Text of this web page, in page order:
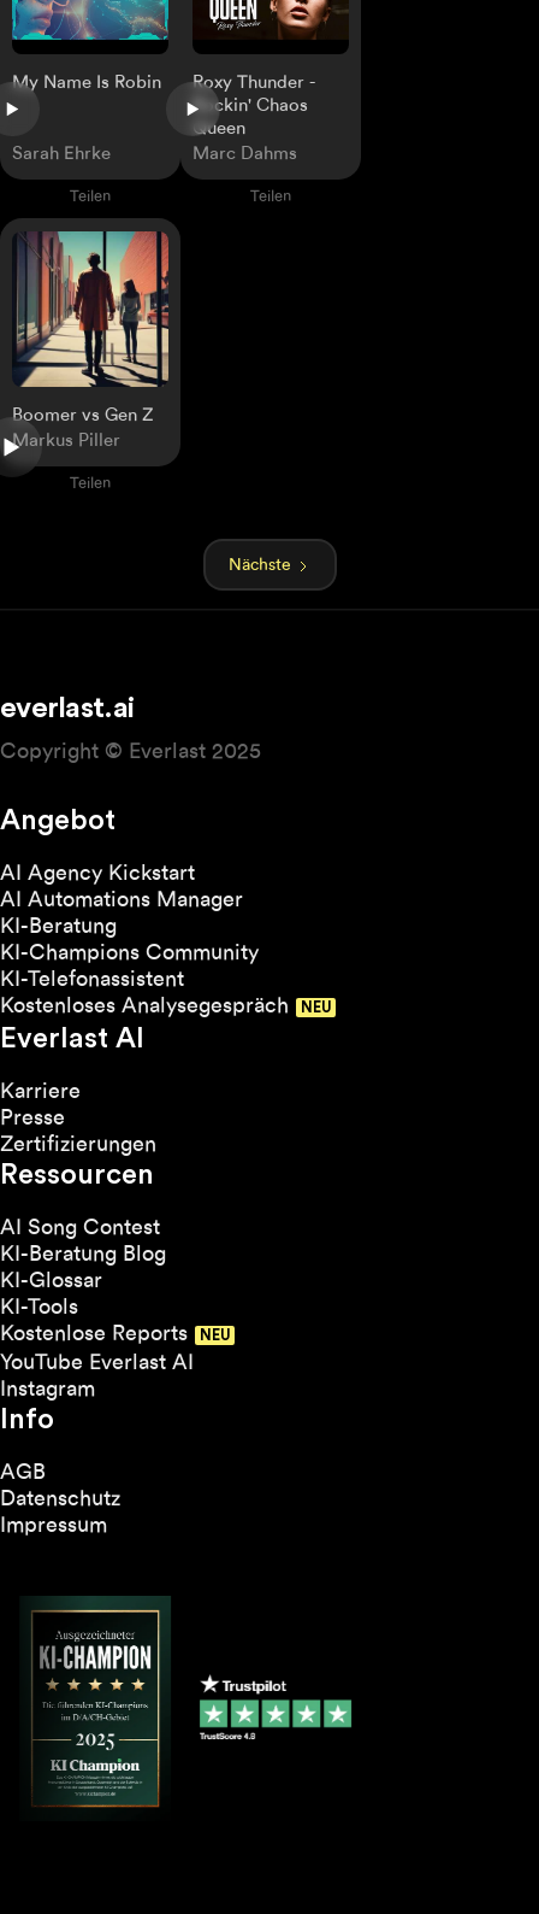
My Name Is Robin
Sarah Ehrke
Teilen
Roxy Thunder -
Rockin' Chaos
Queen
Marc Dahms
Teilen
Boomer vs Gen Z
Markus Piller
Teilen
Nächste
everlast.ai
Copyright © Everlast 2025
Angebot
AI Agency Kickstart
AI Automations Manager
KI-Beratung
KI-Champions Community
KI-Telefonassistent
Kostenloses Analysegespräch
Everlast AI
Karriere
Presse
Zertifizierungen
Ressourcen
AI Song Contest
KI-Beratung Blog
KI-Glossar
KI-Tools
Kostenlose Reports
YouTube Everlast AI
Instagram
Info
AGB
Datenschutz
Impressum